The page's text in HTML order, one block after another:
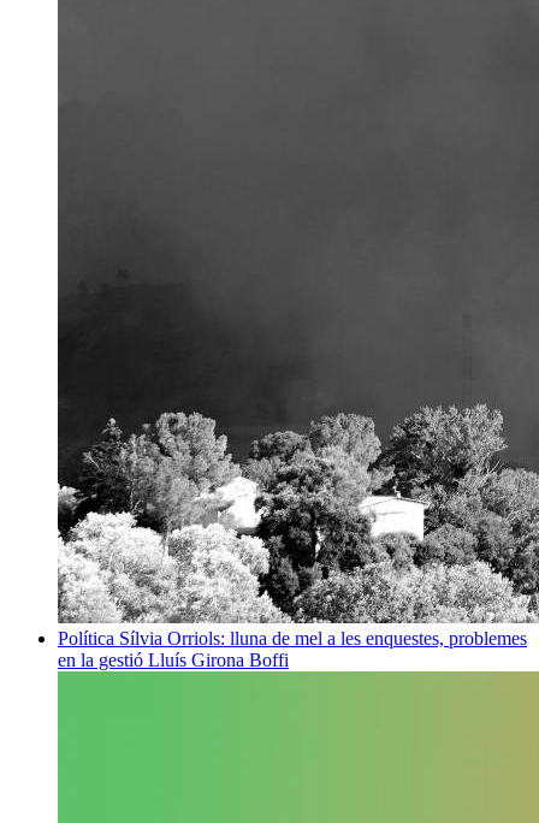
Política Sílvia Orriols: lluna de mel a les enquestes, problemes
en la gestió Lluís Girona Boffi